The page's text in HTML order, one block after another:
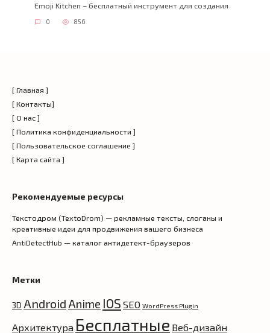
Emoji Kitchen – бесплатный инструмент для создания
0 856
[ Главная ]
[ Контакты]
[ О нас ]
[ Политика конфиденциальности ]
[ Пользовательское соглашение ]
[ Карта сайта ]
Рекомендуемые ресурсы
Текстодром (TextoDrom) — рекламные тексты, слоганы и
креативные идеи для продвижения вашего бизнеса
AntiDetectHub — каталог антидетект-браузеров
Метки
3D Android Anime IOS SEO WordPress Plugin
Архитектура Бесплатные Веб-дизайн